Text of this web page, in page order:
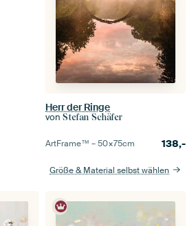
Herr der Ringe
von Stefan Schäfer
ArtFrame™ –50×75cm 138,-
Größe & Material selbst wählen